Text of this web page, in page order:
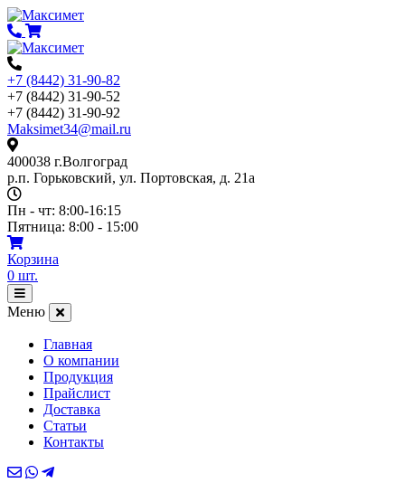
Перейти
к
содержимому
+7 (8442) 31-90-82
+7 (8442) 31-90-52
+7 (8442) 31-90-92
Maksimet34@mail.ru
400038 г.Волгоград
р.п. Горьковский, ул. Портовская, д. 21а
Пн - чт: 8:00-16:15
Пятница: 8:00 - 15:00
Корзина
0 шт.
Открыть
меню
Меню
Главная
О компании
Продукция
Прайслист
Доставка
Статьи
Контакты